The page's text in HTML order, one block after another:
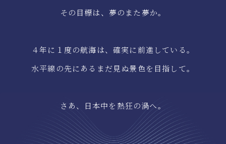
その目標は、夢のまた夢か。
４年に１度の航海は、確実に前進している。
水平線の先にあるまだ見ぬ景色を目指して。
さあ、日本中を熱狂の渦へ。